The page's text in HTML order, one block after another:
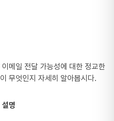
메일 전달 가능성에 대한 정교한
무엇인지 자세히 알아봅시다.
설명